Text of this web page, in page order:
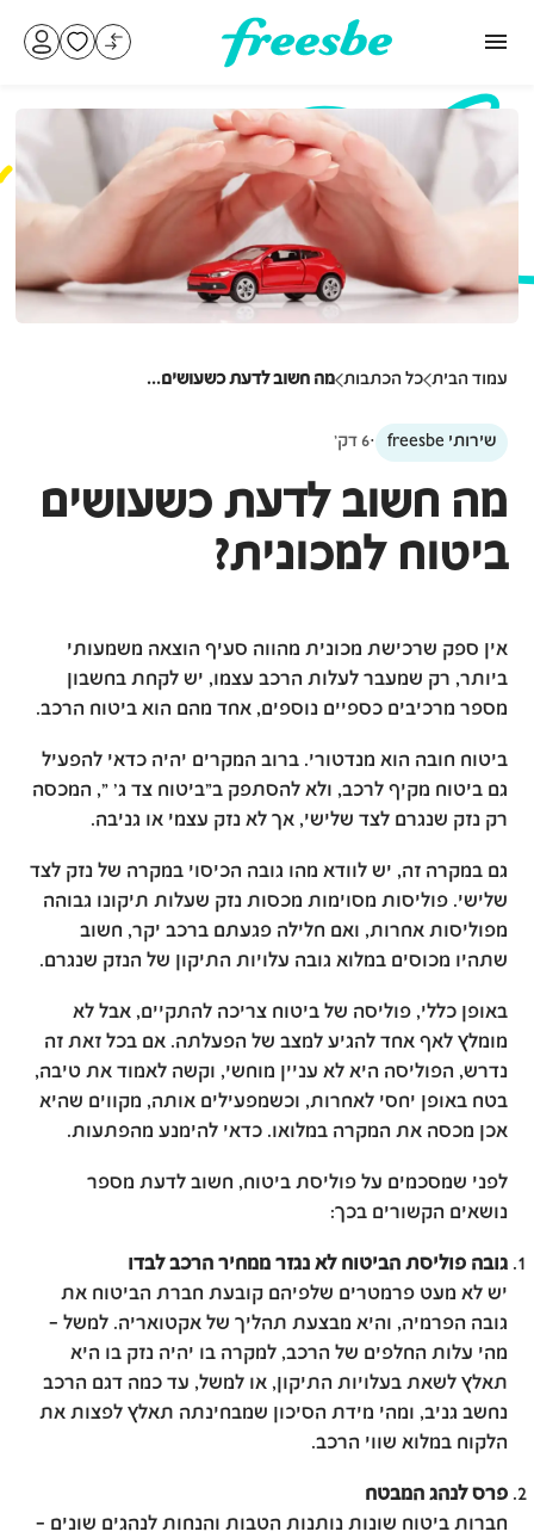
עמוד הבית כל הכתבות מה חשוב לדעת כשעושים...
שירותי freesbe ∙
6 דק׳
מה חשוב לדעת כשעושים
ביטוח למכונית?
אין ספק שרכישת מכונית מהווה סעיף הוצאה משמעותי
ביותר, רק שמעבר לעלות הרכב עצמו, יש לקחת בחשבון
מספר מרכיבים כספיים נוספים, אחד מהם הוא ביטוח הרכב.
ביטוח חובה הוא מנדטורי. ברוב המקרים יהיה כדאי להפעיל
גם ביטוח מקיף לרכב, ולא להסתפק ב"ביטוח צד ג' ", המכסה
רק נזק שנגרם לצד שלישי, אך לא נזק עצמי או גניבה.
גם במקרה זה, יש לוודא מהו גובה הכיסוי במקרה של נזק לצד
שלישי. פוליסות מסוימות מכסות נזק שעלות תיקונו גבוהה
מפוליסות אחרות, ואם חלילה פגעתם ברכב יקר, חשוב
שתהיו מכוסים במלוא גובה עלויות התיקון של הנזק שנגרם.
באופן כללי, פוליסה של ביטוח צריכה להתקיים, אבל לא
מומלץ לאף אחד להגיע למצב של הפעלתה. אם בכל זאת זה
נדרש, הפוליסה היא לא עניין מוחשי, וקשה לאמוד את טיבה,
בטח באופן יחסי לאחרות, וכשמפעילים אותה, מקווים שהיא
אכן מכסה את המקרה במלואו. כדאי להימנע מהפתעות.
לפני שמסכמים על פוליסת ביטוח, חשוב לדעת מספר
נושאים הקשורים בכך:
גובה פוליסת הביטוח לא נגזר ממחיר הרכב לבדו
יש לא מעט פרמטרים שלפיהם קובעת חברת הביטוח את
גובה הפרמיה, והיא מבצעת תהליך של אקטואריה. למשל –
מהי עלות החלפים של הרכב, למקרה בו יהיה נזק בו היא
תאלץ לשאת בעלויות התיקון, או למשל, עד כמה דגם הרכב
נחשב גניב, ומהי מידת הסיכון שמבחינתה תאלץ לפצות את
הלקוח במלוא שווי הרכב.
פרס לנהג המבטח
חברות ביטוח שונות נותנות הטבות והנחות לנהגים שונים –